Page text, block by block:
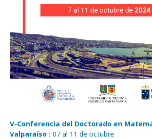
V-Conferencia del Doctorado en
Valparaíso : 07 al 11 de octubre